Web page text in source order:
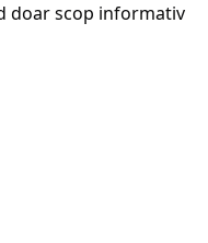
doar scop informativ